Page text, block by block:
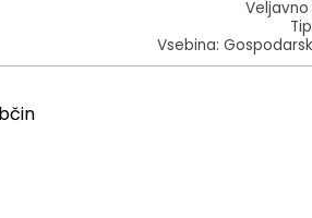
Veljavno
Vsebina: